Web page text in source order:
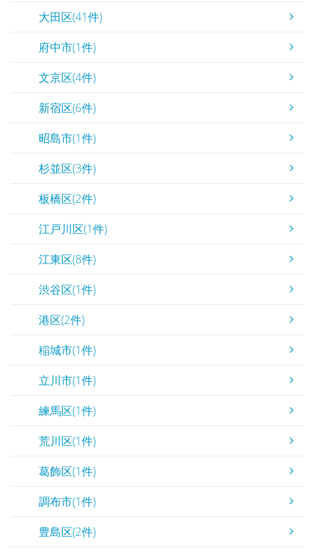
大田区(41件)
府中市(1件)
文京区(4件)
新宿区(6件)
昭島市(1件)
杉並区(3件)
板橋区(2件)
江戸川区(1件)
江東区(8件)
渋谷区(1件)
港区(2件)
稲城市(1件)
立川市(1件)
練馬区(1件)
荒川区(1件)
葛飾区(1件)
調布市(1件)
豊島区(2件)